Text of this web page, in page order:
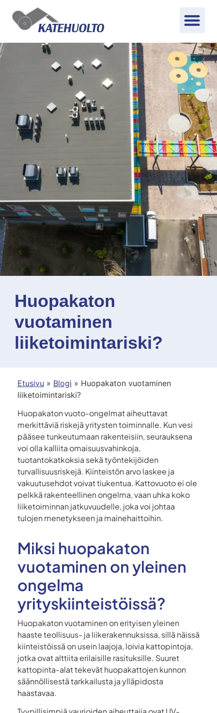
Huopakaton
vuotaminen
liiketoimintariski?
Etusivu » Blogi » Huopakaton vuotaminen
liiketoimintariski?
Huopakaton vuoto-ongelmat aiheuttavat
merkittäviä riskejä yritysten toiminnalle. Kun vesi
pääsee tunkeutumaan rakenteisiin, seurauksena
voi olla kalliita omaisuusvahinkoja,
tuotantokatkoksia sekä työntekijöiden
turvallisuusriskejä. Kiinteistön arvo laskee ja
vakuutusehdot voivat tiukentua. Kattovuoto ei ole
pelkkä rakenteellinen ongelma, vaan uhka koko
liiketoiminnan jatkuvuudelle, joka voi johtaa
tulojen menetykseen ja mainehaittoihin.
Miksi huopakaton
vuotaminen on yleinen
ongelma
yrityskiinteistöissä?
Huopakaton vuotaminen on erityisen yleinen
haaste teollisuus- ja liikerakennuksissa, sillä näissä
kiinteistöissä on usein laajoja, loivia kattopintoja,
jotka ovat alttiita erilaisille rasituksille. Suuret
kattopinta-alat tekevät huopakattojen kunnon
säännöllisestä tarkkailusta ja ylläpidosta
haastavaa.